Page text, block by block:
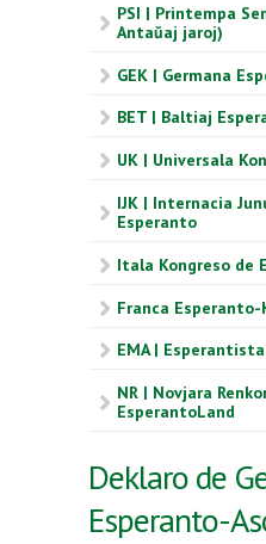
PSI | Printempa
Antaŭaj jaroj)
GEK | Germana
BET | Baltiaj
UK | Universala
IJK | Internacia
Esperanto
Itala Kongreso de
Franca Esperanto-
EMA |
NR | Novjara
EsperantoLand
Deklaro de
Esperanto-